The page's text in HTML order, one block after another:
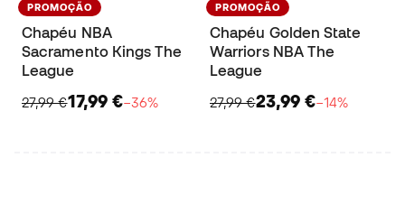
PROMOÇÃO
Chapéu NBA
Sacramento Kings The
League
27,99 €17,99 €−36%
PROMOÇÃO
Chapéu Golden State
Warriors NBA The
League
27,99 €23,99 €−14%